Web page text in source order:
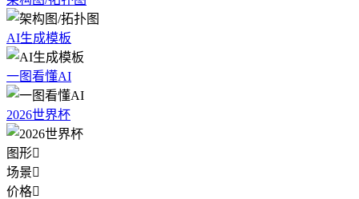
AI生成模板
一图看懂AI
2026世界杯
图形
场景
价格